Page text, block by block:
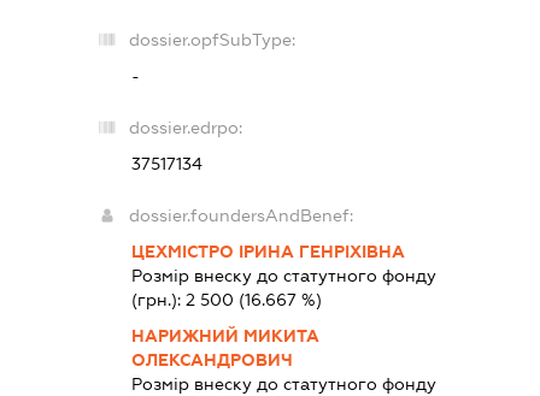
dossier.opfSubType:
-
dossier.edrpo:
37517134
dossier.foundersAndBenef:
ЦЕХМІСТРО ІРИНА ГЕНРІХІВНА
Розмір внеску до статутного фонду
(грн.): 2 500 (16.667 %)
НАРИЖНИЙ МИКИТА
ОЛЕКСАНДРОВИЧ
Розмір внеску до статутного фонду